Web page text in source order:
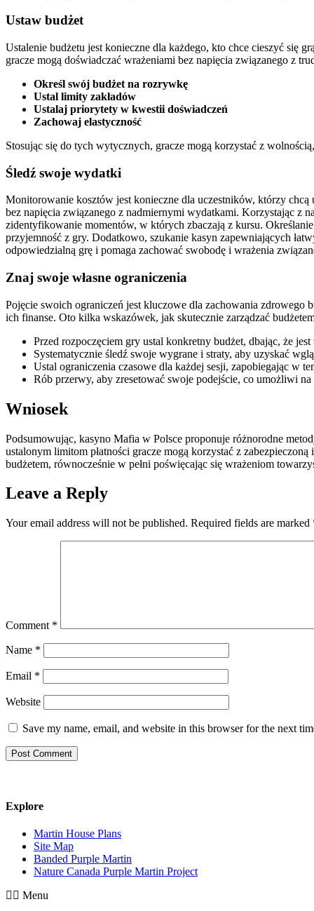
Ustaw budżet
Ustalenie budżetu jest konieczne dla każdego, kto chce cieszyć się
gracze mogą doświadczać wrażeniami bez napięcia związanego z
Określ swój budżet na rozrywkę
Ustal limity zakładów
Ustalaj priorytety w kwestii doświadczeń
Zachowaj elastyczność
Stosując się do tych wytycznych, gracze mogą korzystać z
Śledź swoje wydatki
Monitorowanie kosztów jest konieczne dla uczestników, którzy
bez napięcia związanego z nadmiernymi wydatkami. Korzystając z
zidentyfikowanie momentów, w których zbaczają z kursu.
przyjemność z gry. Dodatkowo, szukanie kasyn zapewniających
odpowiedzialną grę i pomaga zachować swobodę i wrażenia
Znaj swoje własne ograniczenia
Pojęcie swoich ograniczeń jest kluczowe dla zachowania zdrowego
ich finanse. Oto kilka wskazówek, jak skutecznie zarządzać
Przed rozpoczęciem gry ustal konkretny budżet, dbając, że
Systematycznie śledź swoje wygrane i straty, aby uzyskać
Ustal ograniczenia czasowe dla każdej sesji, zapobiegając w
Rób przerwy, aby zresetować swoje podejście, co umożliwi
Wniosek
Podsumowując, kasyno Mafia w Polsce proponuje różnorodne
ustalonym limitom płatności gracze mogą korzystać z
budżetem, równocześnie w pełni poświęcając się wrażeniom
Leave a Reply
Your email address will not be published. Required fields are marked
Comment *
Name *
Email *
Website
Save my name, email, and website in this browser for the next
Explore
Martin House Plans
Site Map
Banded Purple Martin
Nature Canada Purple Martin Project
Menu